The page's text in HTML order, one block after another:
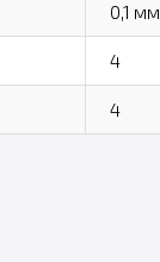
0,1 мм
4
4